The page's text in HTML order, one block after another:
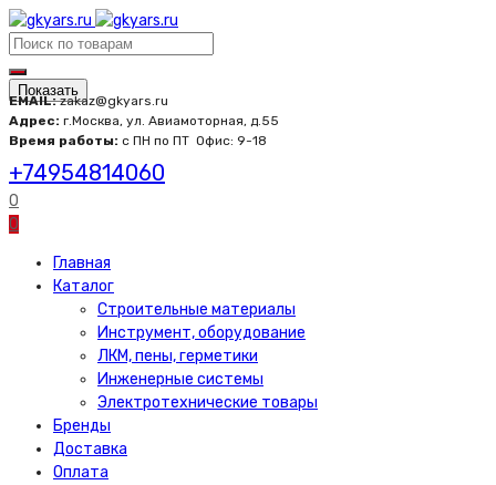
Показать
EMAIL:zakaz@gkyars.ru
Адрес: г.Москва, ул. Авиамоторная, д.55
Время работы: с ПН по ПТ Офис: 9-18
+74954814060
0
0
Главная
Каталог
Строительные материалы
Инструмент, оборудование
ЛКМ, пены, герметики
Инженерные системы
Электротехнические товары
Бренды
Доставка
Оплата